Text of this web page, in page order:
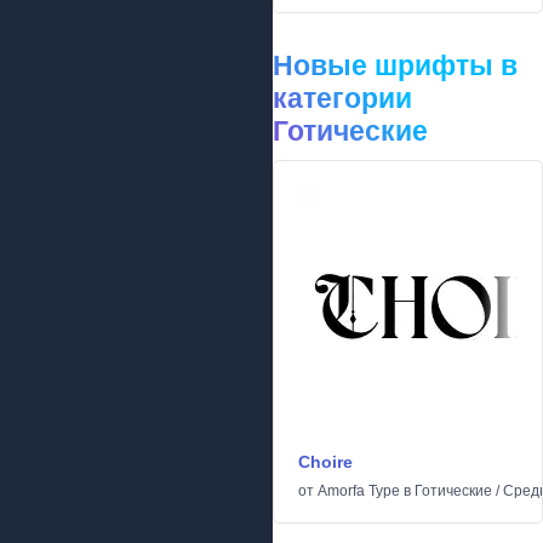
Новые шрифты в
категории
Готические
Choire
от Amorfa Type в Готические /